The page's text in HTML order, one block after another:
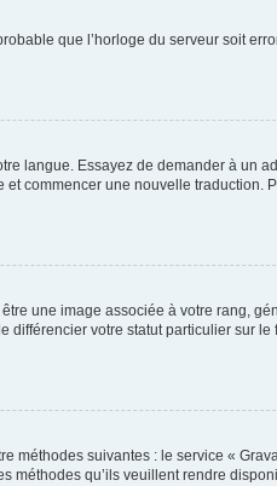
que l’horloge du serveur soit
langue. Essayez de demander à un
commencer une nouvelle traduction.
une image associée à votre rang,
votre statut particulier sur le
suivantes : le service «
méthodes qu’ils veuillent rendre